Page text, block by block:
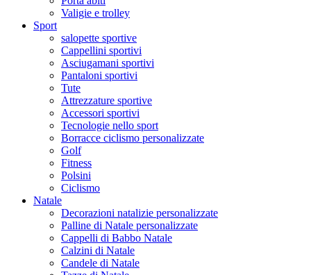
Valigie e trolley
Sport
salopette sportive
Cappellini sportivi
Asciugamani sportivi
Pantaloni sportivi
Tute
Attrezzature sportive
Accessori sportivi
Tecnologie nello sport
Borracce ciclismo personalizzate
Golf
Fitness
Polsini
Ciclismo
Natale
Decorazioni natalizie personalizzate
Palline di Natale personalizzate
Cappelli di Babbo Natale
Calzini di Natale
Candele di Natale